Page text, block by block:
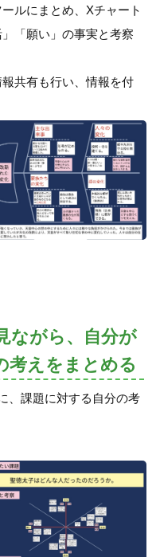
ルにまとめ、Xチャート
「願い」の事実と考察
共有も行い、情報を付
ながら、自分が
考えをまとめる
、課題に対する自分の考